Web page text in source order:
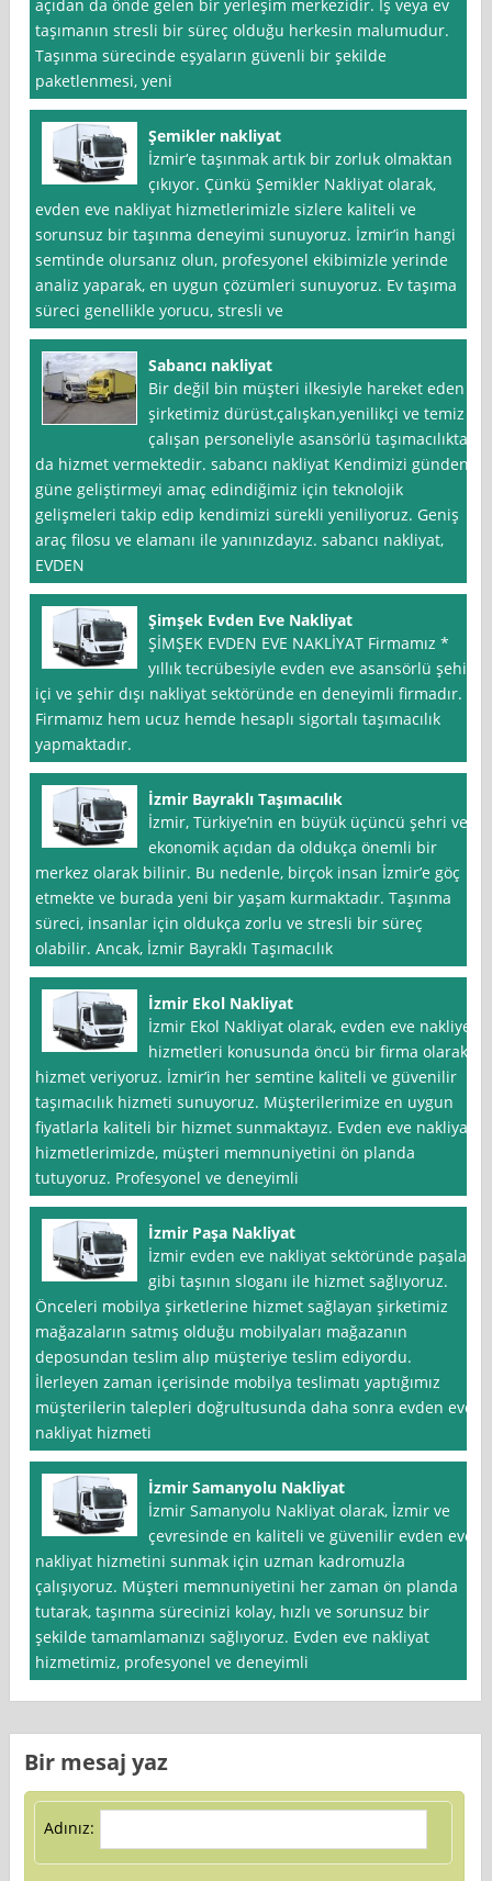
açıdan da önde gelen bir yerleşim merkezidir. İş veya ev
taşımanın stresli bir süreç olduğu herkesin malumudur.
Taşınma sürecinde eşyaların güvenli bir şekilde
paketlenmesi, yeni
Şemikler nakliyat
İzmir‘e taşınmak artık bir zorluk olmaktan
çıkıyor. Çünkü Şemikler Nakliyat olarak,
evden eve nakliyat hizmetlerimizle sizlere kaliteli ve
sorunsuz bir taşınma deneyimi sunuyoruz. İzmir’in hangi
semtinde olursanız olun, profesyonel ekibimizle yerinde
analiz yaparak, en uygun çözümleri sunuyoruz. Ev taşıma
süreci genellikle yorucu, stresli ve
Sabancı nakliyat
Bir değil bin müşteri ilkesiyle hareket eden
şirketimiz dürüst,çalışkan,yenilikçi ve temiz
çalışan personeliyle asansörlü taşımacılıkta
da hizmet vermektedir. sabancı nakliyat Kendimizi günden
güne geliştirmeyi amaç edindiğimiz için teknolojik
gelişmeleri takip edip kendimizi sürekli yeniliyoruz. Geniş
araç filosu ve elamanı ile yanınızdayız. sabancı nakliyat,
EVDEN
Şimşek Evden Eve Nakliyat
ŞİMŞEK EVDEN EVE NAKLİYAT Firmamız *
yıllık tecrübesiyle evden eve asansörlü şehir
içi ve şehir dışı nakliyat sektöründe en deneyimli firmadır.
Firmamız hem ucuz hemde hesaplı sigortalı taşımacılık
yapmaktadır.
İzmir Bayraklı Taşımacılık
İzmir, Türkiye’nin en büyük üçüncü şehri ve
ekonomik açıdan da oldukça önemli bir
merkez olarak bilinir. Bu nedenle, birçok insan İzmir’e göç
etmekte ve burada yeni bir yaşam kurmaktadır. Taşınma
süreci, insanlar için oldukça zorlu ve stresli bir süreç
olabilir. Ancak, İzmir Bayraklı Taşımacılık
İzmir Ekol Nakliyat
İzmir Ekol Nakliyat olarak, evden eve nakliye
hizmetleri konusunda öncü bir firma olarak
hizmet veriyoruz. İzmir’in her semtine kaliteli ve güvenilir
taşımacılık hizmeti sunuyoruz. Müşterilerimize en uygun
fiyatlarla kaliteli bir hizmet sunmaktayız. Evden eve nakliyat
hizmetlerimizde, müşteri memnuniyetini ön planda
tutuyoruz. Profesyonel ve deneyimli
İzmir Paşa Nakliyat
İzmir evden eve nakliyat sektöründe paşalar
gibi taşının sloganı ile hizmet sağlıyoruz.
Önceleri mobilya şirketlerine hizmet sağlayan şirketimiz
mağazaların satmış olduğu mobilyaları mağazanın
deposundan teslim alıp müşteriye teslim ediyordu.
İlerleyen zaman içerisinde mobilya teslimatı yaptığımız
müşterilerin talepleri doğrultusunda daha sonra evden eve
nakliyat hizmeti
İzmir Samanyolu Nakliyat
İzmir Samanyolu Nakliyat olarak, İzmir ve
çevresinde en kaliteli ve güvenilir evden eve
nakliyat hizmetini sunmak için uzman kadromuzla
çalışıyoruz. Müşteri memnuniyetini her zaman ön planda
tutarak, taşınma sürecinizi kolay, hızlı ve sorunsuz bir
şekilde tamamlamanızı sağlıyoruz. Evden eve nakliyat
hizmetimiz, profesyonel ve deneyimli
Bir mesaj yaz
Adınız: